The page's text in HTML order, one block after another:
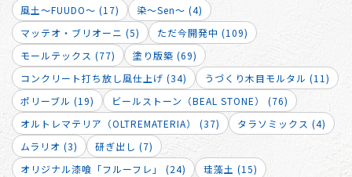
風土～FUUDO～ (17)
染～Sen～ (4)
マッテオ・ブリオーニ (5)
ただ今開発中 (109)
モールテックス (77)
塗り版築 (69)
コンクリート打ち放し風仕上げ (34)
うづくり木目モルタル (11)
ポリーブル (19)
ビールストーン（BEAL STONE） (76)
オルトレマテリア（OLTREMATERIA） (37)
タラソミックス (4)
ムラリオ (3)
研ぎ出し (7)
オリジナル漆喰「フルーフレ」 (24)
珪藻土 (15)